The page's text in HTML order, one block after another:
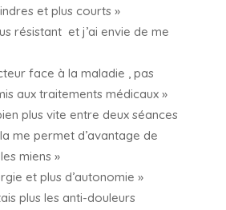
et plus courts »
résistant et j’ai envie de me
face à la maladie , pas
aux traitements médicaux »
plus vite entre deux séances
me permet d’avantage de
miens »
et plus d’autonomie »
plus les anti-douleurs